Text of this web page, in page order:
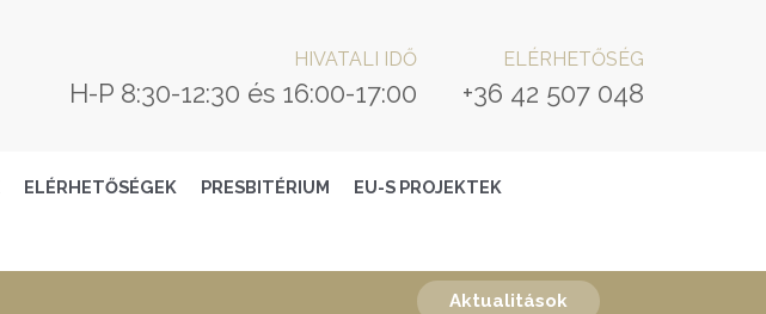
HIVATALI IDŐ
H-P 8:30-12:30 és 16:00-17:00
ELÉRHETŐSÉG
+36 42 507 048
ELÉRHETŐSÉGEK PRESBITÉRIUM EU-S PROJEKTEK
Aktualitások